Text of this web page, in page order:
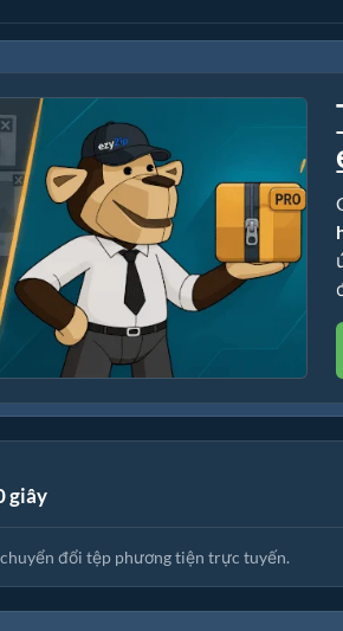
giâyTiện Trực Tuyến Miễn Phí
đổi tệp phương tiện trực tuyến.